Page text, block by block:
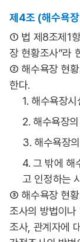
제4조 (해수욕
① 법 제8조제1
장 현황조사”라
② 해수욕장 현
한다.
1. 해수욕장
2. 해수욕장
3. 해수욕장
4. 그 밖에 해
고 인정하는
③ 해수욕장 현황
조사의 방법이
조사, 관계자에